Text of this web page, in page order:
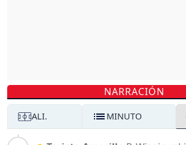
NARRACIÓN
ALI. MINUTO